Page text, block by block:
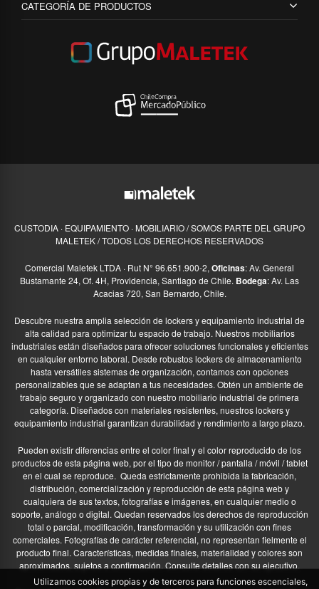
CATEGORÍA DE PRODUCTOS
CUSTODIA · EQUIPAMIENTO · MOBILIARIO / SOMOS PARTE DEL GRUPO
MALETEK / TODOS LOS DERECHOS RESERVADOS
Comercial Maletek LTDA · Rut N° 96.651.900-2, Oficinas: Av. General
Bustamante 24, Of. 4H, Providencia, Santiago de Chile. Bodega: Av. Las
Acacias 720, San Bernardo, Chile.
Descubre nuestra amplia selección de lockers y equipamiento industrial de
alta calidad para optimizar tu espacio de trabajo. Nuestros mobiliarios
industriales están diseñados para ofrecer soluciones funcionales y eficientes
en cualquier entorno laboral. Desde robustos lockers de almacenamiento
hasta versátiles sistemas de organización, contamos con opciones
personalizables que se adaptan a tus necesidades. Obtén un ambiente de
trabajo seguro y organizado con nuestro mobiliario industrial de primera
categoría. Diseñados con materiales resistentes, nuestros lockers y
equipamiento industrial garantizan durabilidad y rendimiento a largo plazo.
Pueden existir diferencias entre el color final y el color reproducido de los
productos de esta página web, por el tipo de monitor / pantalla / móvil / tablet
en el cual se reproduce. Queda estrictamente prohibida la fabricación,
distribución, comercialización y reproducción de esta página web y
cualquiera de sus textos, fotografías e imágenes, en cualquier medio o
soporte, análogo o digital. Quedan reservados los derechos de reproducción
total o parcial, modificación, transformación y su utilización con fines
comerciales. Fotografías de carácter referencial, no representan fielmente el
producto final. Características, medidas finales, materialidad y colores son
aproximados, sujetos a confirmación. Consulte detalles con su ejecutivo.
Utilizamos cookies propias y de terceros para funciones escenciales,